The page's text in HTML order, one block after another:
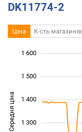
DK11774-2
Ціна К-сть магазинів
Середня ціна 1 300
1 400
1 500
1 600